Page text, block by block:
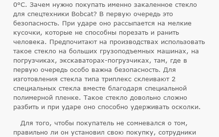
0°C. Зачем нужно покупать именно закаленное стекло
для спецтехники Bobcat? В первую очередь это
безопасность. При ударе оно рассыпается на мелкие
кусочки, которые не способны порезать и ранить
человека. Предпочитают на производствах использовать
такое стекло на больших грузоподъемных машинах, на
погрузчиках, экскаваторах-погрузчиках, там, где в
первую очередь особо важна безопасность. Для
изготовления стекла типа триплекс склеивают 2
специальных стекла вместе благодаря специальной
полимерной пленке. Такое стекло довольно сложно
разбить и при ударе оно способно удерживать осколки.
Для того, чтобы покупатель не сомневался о том,
правильно ли он установил свою покупку, сотрудники